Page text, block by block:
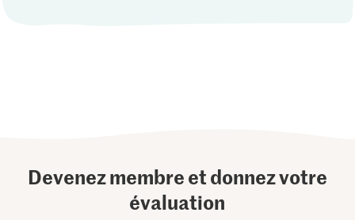
Devenez membre et donnez votre
évaluation